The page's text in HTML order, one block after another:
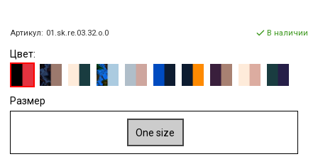
Артикул: 01.sk.re.03.32.o.0 В наличии
Цвет:
Размер
One size